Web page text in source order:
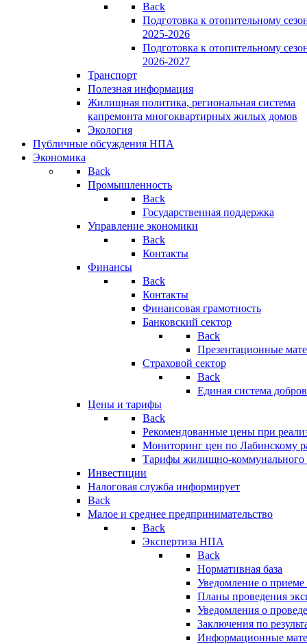
Back
Подготовка к отопительному
2025-2026
Подготовка к отопительному
2026-2027
Транспорт
Полезная информация
Жилищная политика, региональная система
капремонта многоквартирных жилых домов
Экология
Публичные обсуждения НПА
Экономика
Back
Промышленность
Back
Государственная поддержка
Управление экономики
Back
Контакты
Финансы
Back
Контакты
Финансовая грамотность
Банковский сектор
Back
Презентационные
Страховой сектор
Back
Единая система
Цены и тарифы
Back
Рекомендованные цены при
Мониторинг цен по Лабинскому
Тарифы жилищно-коммунального
Инвестиции
Налоговая служба информирует
Back
Малое и среднее предпринимательство
Back
Экспертиза НПА
Back
Нормативная база
Уведомление о
Планы проведения
Уведомления о
Заключения по
Информационные